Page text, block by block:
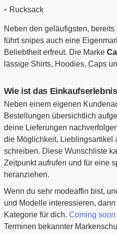
Rucksack
Neben den geläufigsten,
führt snipes auch eine
Beliebtheit erfreut. Die Marke
lässige Shirts, Hoodies, Caps
Wie ist das
Neben einem eigenen
Bestellungen übersichtlich
deine Lieferungen
die Möglichkeit, Lieblingsartikel
schreiben. Diese Wunschliste
Zeitpunkt aufrufen und für eine
heranziehen.
Wenn du sehr modeaffin bist,
und Modelle interessieren,
Kategorie für dich. Coming soon
Terminen bekannter